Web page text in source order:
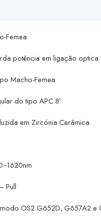
Femea
potência em ligação optica
Macho-Femea
do tipo APC 8º
em Zircónia Cerâmica
Pull
OS2 G652D, G657A2 e